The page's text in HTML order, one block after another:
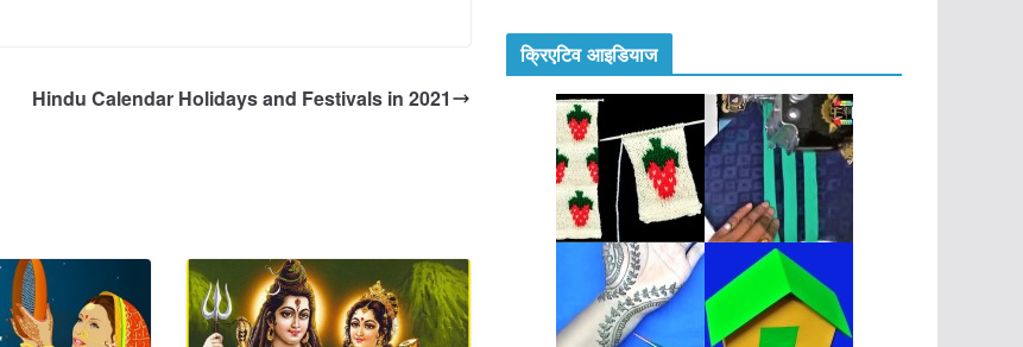
Hindu Calendar Holidays and Festivals in 2021
क्रिएटिव आइडियाज